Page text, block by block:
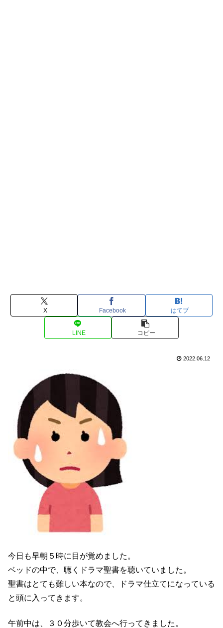
X Facebook はてブ
LINE コピー
2022.06.12
今日も早朝５時に目が覚めました。
ベッドの中で、聴くドラマ聖書を聴いていました。
聖書はとても難しい本なので、ドラマ仕立てになっている
と頭に入ってきます。
午前中は、３０分歩いて教会へ行ってきました。